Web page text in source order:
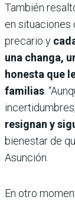
También
en situaciones
precario y
una changa,
honesta que
familias .
resignan y
bienestar de
Asunción.
En otro